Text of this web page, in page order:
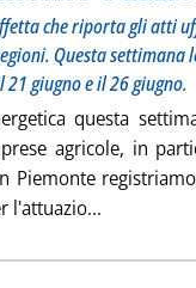
che riporta gli atti
Questa settimana
giugno e il 26 giugno.
questa
agricole, in
Piemonte
l'attuazio...